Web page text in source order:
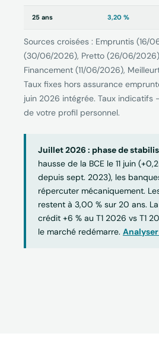
25 ans 3,20 %
Sources croisées : Empruntis (16/
(30/06/2026), Pretto (26/06/
Financement (11/06/2026),
Taux fixes hors assurance
juin 2026 intégrée. Taux indicatifs
de votre profil personnel.
Juillet 2026 : phase de
hausse de la BCE le 11 juin
depuis sept. 2023), les
répercuter mécaniquement.
restent à 3,00 % sur 20 ans.
crédit +6 % au T1 2026 vs T1
le marché redémarre.